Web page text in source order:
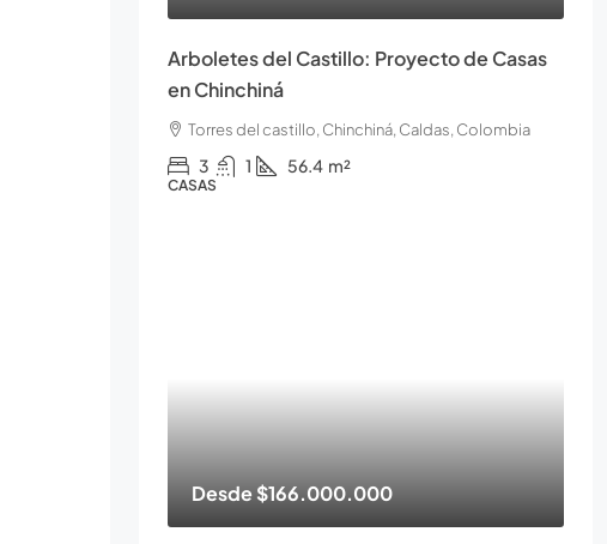
Arboletes del Castillo: Proyecto de Casas
en Chinchiná
Torres del castillo, Chinchiná, Caldas, Colombia
3 1 56.4 m²
CASAS
Desde$166.000.000